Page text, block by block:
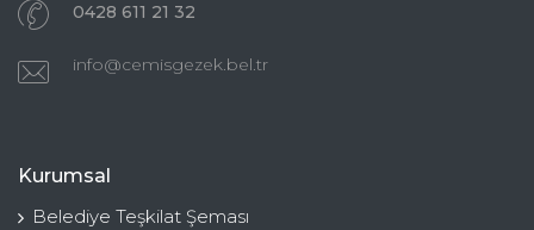
0428 611 21 32
info@cemisgezek.bel.tr
Kurumsal
Belediye Teşkilat Şeması